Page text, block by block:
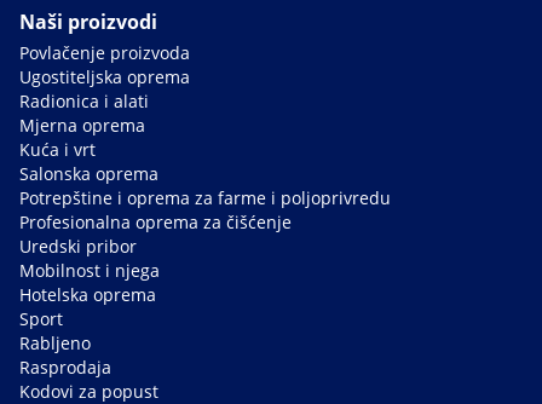
Naši proizvodi
Povlačenje proizvoda
Ugostiteljska oprema
Radionica i alati
Mjerna oprema
Kuća i vrt
Salonska oprema
Potrepštine i oprema za farme i poljoprivredu
Profesionalna oprema za čišćenje
Uredski pribor
Mobilnost i njega
Hotelska oprema
Sport
Rabljeno
Rasprodaja
Kodovi za popust